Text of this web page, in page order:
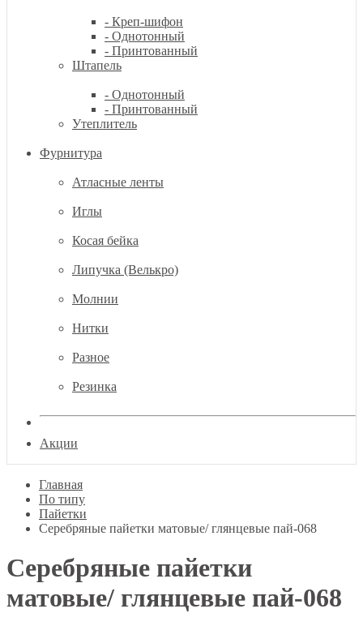
- Креп-шифон
- Однотонный
- Принтованный
Штапель
- Однотонный
- Принтованный
Утеплитель
Фурнитура
Атласные ленты
Иглы
Косая бейка
Липучка (Велькро)
Молнии
Нитки
Разное
Резинка
Акции
Главная
По типу
Пайетки
Серебряные пайетки матовые/ глянцевые пай-068
Серебряные пайетки
матовые/ глянцевые пай-068